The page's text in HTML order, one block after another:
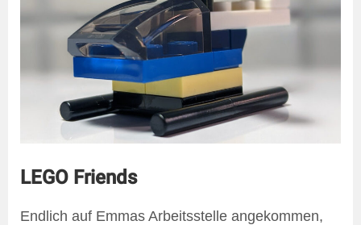
LEGO Friends
Endlich auf Emmas Arbeitsstelle angekommen,